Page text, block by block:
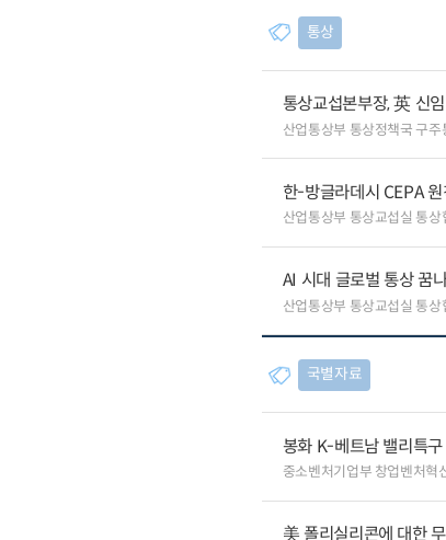
통상
통상교섭본부장, 英 신
산업통상부 통상정책국 구주
한-방글라데시 CEPA
산업통상부 통상교섭실 통
AI 시대 글로벌 통상 꿈
산업통상부 통상교섭실 통
국별자료
봉화 K-베트남 밸리특
중소벤처기업부 창업벤처혁
美 폴리실리콘에 대한